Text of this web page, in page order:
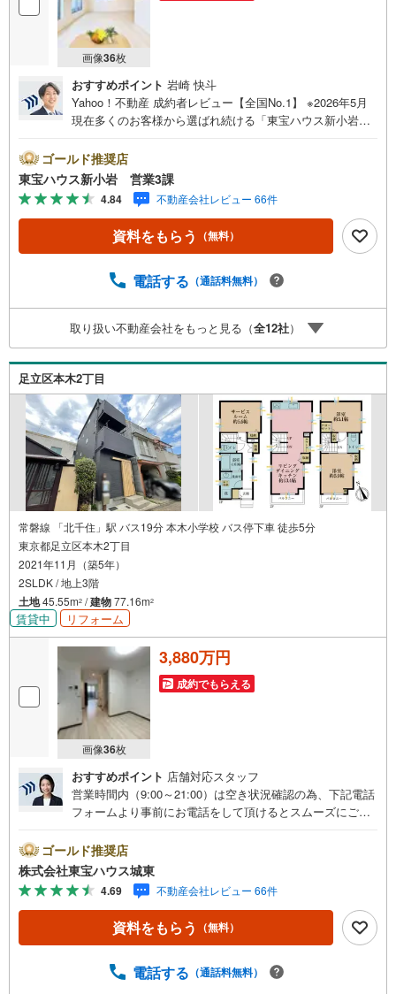
画像36枚
おすすめポイント 岩崎 快斗
Yahoo！不動産 成約者レビュー【全国No.1】 ※2026年5月
現在多くのお客様から選ばれ続ける「東宝ハウス新小岩」
見学OK■営業時間内（9:00～20:00）はお電話でのご連絡が
スムーズです。ご自宅への送迎・最寄駅でのお待ち合わせ
等、お気軽にご相談ください。 選ばれる3つの「圧倒的メ
リット」 （1）【業界最低水準の提携住宅ローン】「他社
で断られた」「借入がある」方も独自審査で多数承認！優
遇金利と各種手数料0円でお得に。（2）【未来カレンダー
ュレーション。「月々いくらなら安心か」をプロが明確に
はありません。専属FPがお引渡し後も一生涯お守りしま
す。 Yahoo！不動産キャンペーン対象店舗 当店でのご成約
でPayPayボーナスがもらえるキャンペーン対象です！※必
ずYahoo！ JAPAN IDでログインの上お問い合わせくださ
い。
ゴールド推奨店
東宝ハウス新小岩 営業3課
4.84 不動産会社レビュー 66件
資料をもらう （無料）
電話する （通話料無料）
取り扱い不動産会社をもっと見る（全12社）
足立区本木2丁目
常磐線 「北千住」駅 バス19分 本木小学校 バス停下車 徒歩5分
東京都足立区本木2丁目
2021年11月（築5年）
2SLDK / 地上3階
土地45.55m2 /建物77.16m2
賃貸中 リフォーム
画像36枚
3,880万円
成約でもらえる
おすすめポイント 店舗対応スタッフ
営業時間内（9:00～21:00）は空き状況確認の為、下記電話
フォームより事前にお電話をして頂けるとスムーズにご案
カレンダーの作成▽ご購入後もお客様の人生のパートナー
として暮らしの「安心」を守り続けます。【Yahoo！ 不動
産キャンペーン対象店舗】当店で物件を成約するとPayPay
ボーナスライトがもらえる「Yahoo！ 不動産 物件ご成約キ
ャンペーン」の対象になります。「資料をもらう」「見学
予約をする」ボタンからお問い合わせください。※必ずYah
スライトは出金と譲渡はできません。ご案内・詳細な資料
ゴールド推奨店
株式会社東宝ハウス城東
4.69 不動産会社レビュー 66件
資料をもらう （無料）
電話する （通話料無料）